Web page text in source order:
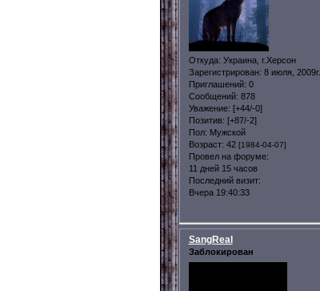
Откуда: Украина, г.Херсон
Зарегистрирован: 8 июля, 2009г.
Приглашений: 0
Сообщений: 878
Уважение: [+44/-0]
Позитив: [+87/-2]
Пол: Мужской
Возраст: 42 [1984-04-07]
Провел на форуме:
11 дней 15 часов
Последний визит:
Вчера 19:40:33
SangReal
Заблокирован